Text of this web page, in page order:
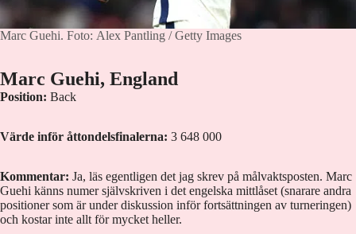
Marc Guehi. Foto: Alex Pantling / Getty Images
Marc Guehi, England
Position: Back
Värde inför åttondelsfinalerna: 3 648 000
Kommentar: Ja, läs egentligen det jag skrev på målvaktsposten. Marc
Guehi känns numer självskriven i det engelska mittlåset (snarare andra
positioner som är under diskussion inför fortsättningen av turneringen)
och kostar inte allt för mycket heller.